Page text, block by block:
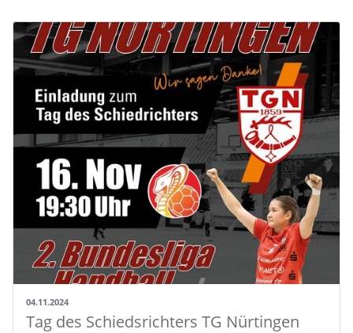
04.11.2024
Tag des Schiedsrichters TG Nürtingen